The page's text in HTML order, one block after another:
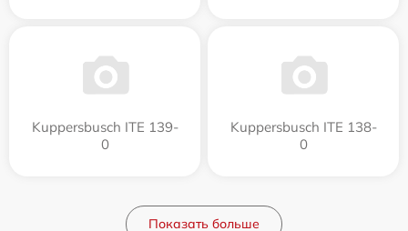
Kuppersbusch ITE 139-
0
Kuppersbusch ITE 138-
0
Показать больше